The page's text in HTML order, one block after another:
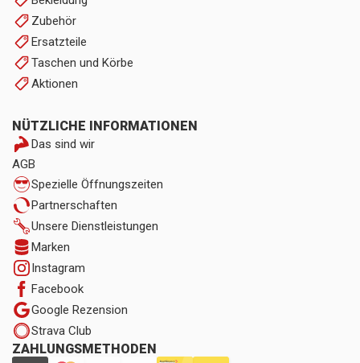
Zubehör
Ersatzteile
Taschen und Körbe
Aktionen
NÜTZLICHE INFORMATIONEN
Das sind wir
AGB
Spezielle Öffnungszeiten
Partnerschaften
Unsere Dienstleistungen
Marken
Instagram
Facebook
Google Rezension
Strava Club
ZAHLUNGSMETHODEN